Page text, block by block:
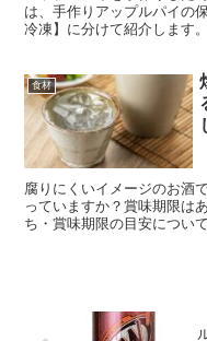
は、手作りアップルパイの
冷凍】に分けて紹介します
食材
腐りにくいイメージのお酒
っていますか？賞味期限は
ち・賞味期限の目安につい